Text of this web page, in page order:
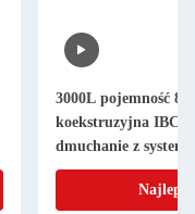
3000L pojemność 8-
koekstruzyjna IBC
dmuchanie z
chłodzenia